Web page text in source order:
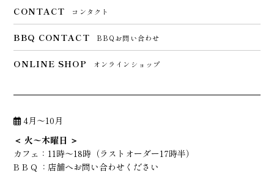
CONTACT コンタクト
BBQ CONTACT BBQお問い合わせ
ONLINE SHOP オンラインショップ
4月～10月
＜ 火〜木曜日 ＞
カフェ： 11時～18時（ラストオーダー17時半）
B B Q ：店舗へお問い合わせください